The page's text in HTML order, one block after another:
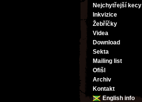
Nejchytřejší kecy
Inkvizice
Žebříčky
Videa
Download
Sekta
Mailing list
Ofišl
Archiv
Kontakt
English info